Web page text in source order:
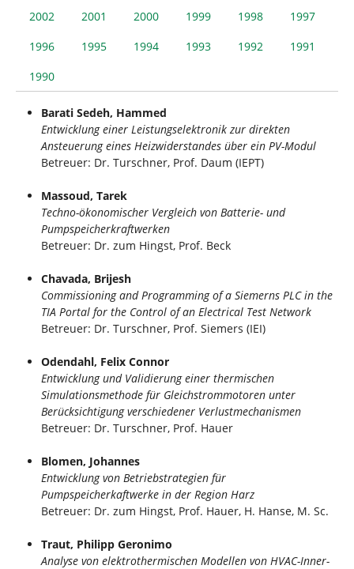
2002
2001 2000 1999 1998
1997
1996
1995 1994 1993 1992
1991
1990
Barati Sedeh, Hammed
Entwicklung einer Leistungselektronik zur direkten
Ansteuerung eines Heizwiderstandes über ein PV-Modul
Betreuer: Dr. Turschner, Prof. Daum (IEPT)
Massoud, Tarek
Techno-ökonomischer Vergleich von Batterie- und
Pumpspeicherkraftwerken
Betreuer: Dr. zum Hingst, Prof. Beck
Chavada, Brijesh
Commissioning and Programming of a Siemerns PLC in the
TIA Portal for the Control of an Electrical Test Network
Betreuer: Dr. Turschner, Prof. Siemers (IEI)
Odendahl, Felix Connor
Entwicklung und Validierung einer thermischen
Simulationsmethode für Gleichstrommotoren unter
Berücksichtigung verschiedener Verlustmechanismen
Betreuer: Dr. Turschner, Prof. Hauer
Blomen, Johannes
Entwicklung von Betriebstrategien für
Pumpspeicherkaftwerke in der Region Harz
Betreuer: Dr. zum Hingst, Prof. Hauer, H. Hanse, M. Sc.
Traut, Philipp Geronimo
Analyse von elektrothermischen Modellen von HVAC-Inner-